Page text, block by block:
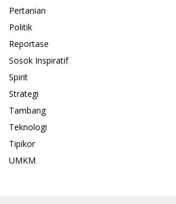
Pertanian
Politik
Reportase
Sosok Inspiratif
Spirit
Strategi
Tambang
Teknologi
Tipikor
UMKM